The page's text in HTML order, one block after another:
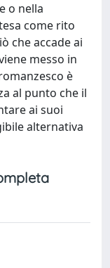
o nella
come rito
che accade ai
messo in
è
al punto che il
ai suoi
alternativa